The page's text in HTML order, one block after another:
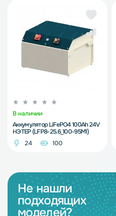
В наличии
Аккумулятор LiFePO4 100Ah 24V
НЭТЕР (LFP8-25.6_100-95M1)
24
100
Не нашли
подходящих
моделей?